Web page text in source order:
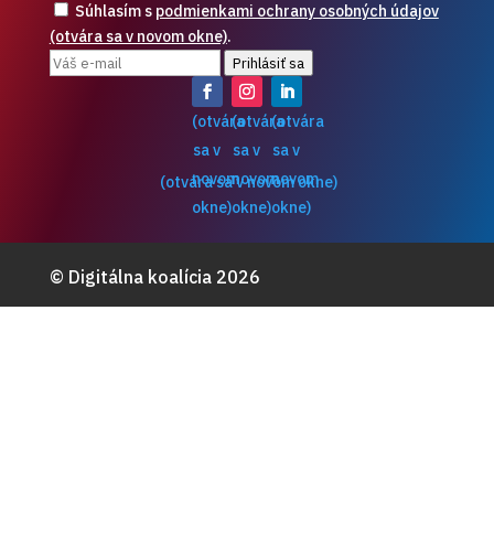
Súhlasím s podmienkami ochrany osobných údajov
(otvára sa v novom okne).
Prihlásiť sa
(otvára
sa v
novom
okne)
(otvára
sa v
novom
okne)
(otvára
sa v
novom
okne)
(otvára sa v novom okne)
© Digitálna koalícia 2026